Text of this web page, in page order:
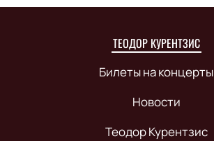
ТЕОДОР КУРЕНТЗИС
Билеты на концерты
Новости
Теодор Курентзис